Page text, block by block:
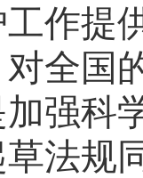
作提
全国
强科
法规